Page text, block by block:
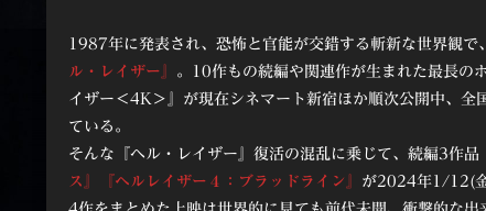
1987年に発表され、恐怖と官能が交錯する斬新な世界観
ル・レイザー』 。10作もの続編や関連作が生まれた最長の
イザー＜4K＞』が現在シネマート新宿ほか順次公開中、
ている。
そんな『ヘル・レイザー』復活の混乱に乗じて、続編3作品
ス』『ヘルレイザー４：ブラッドライン』 が2024年1/12(金